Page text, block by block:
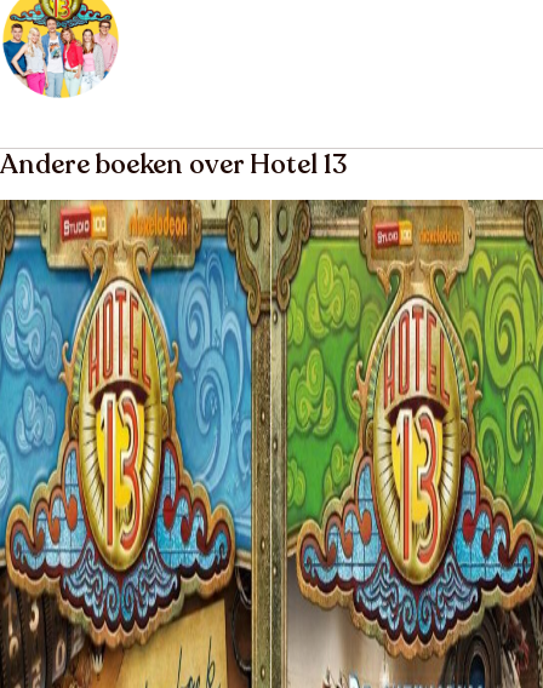
Andere boeken over Hotel 13